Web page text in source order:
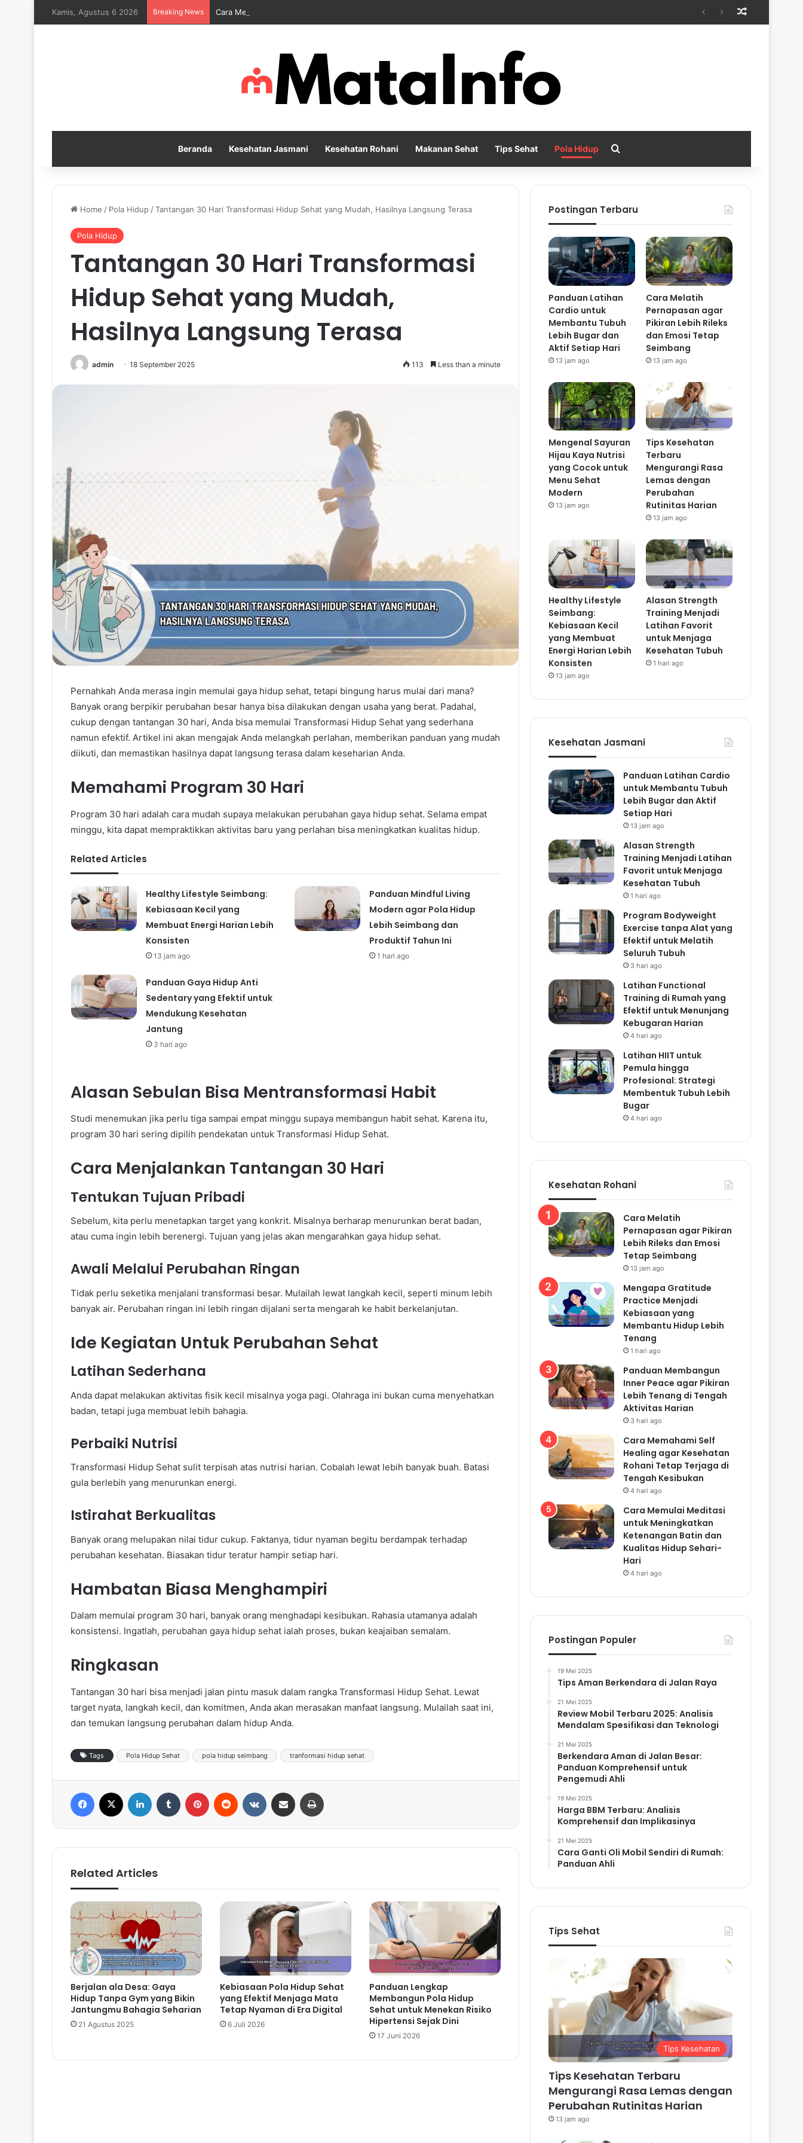
Kamis, Agustus 6 2026 Breaking News Cara Melatih Pernapasan agar Pikiran Lebih Rileks dan Emosi Tetap Seimbang
Beranda Kesehatan Jasmani Kesehatan Rohani Makanan Sehat Tips Sehat Pola Hidup
Home / Pola Hidup /Tantangan 30 Hari Transformasi Hidup Sehat yang Mudah, Hasilnya Langsung Terasa
Pola Hidup
Tantangan 30 Hari Transformasi
Hidup Sehat yang Mudah,
Hasilnya Langsung Terasa
admin 18 September 2025 113 Less than a minute
Pernahkah Anda merasa ingin memulai gaya hidup sehat, tetapi bingung harus mulai dari mana?
Banyak orang berpikir perubahan besar hanya bisa dilakukan dengan usaha yang berat. Padahal,
cukup dengan tantangan 30 hari, Anda bisa memulai Transformasi Hidup Sehat yang sederhana
namun efektif. Artikel ini akan mengajak Anda melangkah perlahan, memberikan panduan yang mudah
diikuti, dan memastikan hasilnya dapat langsung terasa dalam keseharian Anda.
Memahami Program 30 Hari
Program 30 hari adalah cara mudah supaya melakukan perubahan gaya hidup sehat. Selama empat
minggu, kita dapat mempraktikkan aktivitas baru yang perlahan bisa meningkatkan kualitas hidup.
Related Articles
Healthy Lifestyle Seimbang:
Kebiasaan Kecil yang
Membuat Energi Harian Lebih
Konsisten
13 jam ago
Panduan Mindful Living
Modern agar Pola Hidup
Lebih Seimbang dan
Produktif Tahun Ini
1 hari ago
Panduan Gaya Hidup Anti
Sedentary yang Efektif untuk
Mendukung Kesehatan
Jantung
3 hari ago
Alasan Sebulan Bisa Mentransformasi Habit
Studi menemukan jika perlu tiga sampai empat minggu supaya membangun habit sehat. Karena itu,
program 30 hari sering dipilih pendekatan untuk Transformasi Hidup Sehat.
Cara Menjalankan Tantangan 30 Hari
Tentukan Tujuan Pribadi
Sebelum, kita perlu menetapkan target yang konkrit. Misalnya berharap menurunkan berat badan,
atau cuma ingin lebih berenergi. Tujuan yang jelas akan mengarahkan gaya hidup sehat.
Awali Melalui Perubahan Ringan
Tidak perlu seketika menjalani transformasi besar. Mulailah lewat langkah kecil, seperti minum lebih
banyak air. Perubahan ringan ini lebih ringan dijalani serta mengarah ke habit berkelanjutan.
Ide Kegiatan Untuk Perubahan Sehat
Latihan Sederhana
Anda dapat melakukan aktivitas fisik kecil misalnya yoga pagi. Olahraga ini bukan cuma menyehatkan
badan, tetapi juga membuat lebih bahagia.
Perbaiki Nutrisi
Transformasi Hidup Sehat sulit terpisah atas nutrisi harian. Cobalah lewat lebih banyak buah. Batasi
gula berlebih yang menurunkan energi.
Istirahat Berkualitas
Banyak orang melupakan nilai tidur cukup. Faktanya, tidur nyaman begitu berdampak terhadap
perubahan kesehatan. Biasakan tidur teratur hampir setiap hari.
Hambatan Biasa Menghampiri
Dalam memulai program 30 hari, banyak orang menghadapi kesibukan. Rahasia utamanya adalah
konsistensi. Ingatlah, perubahan gaya hidup sehat ialah proses, bukan keajaiban semalam.
Ringkasan
Tantangan 30 hari bisa menjadi jalan pintu masuk dalam rangka Transformasi Hidup Sehat. Lewat
target nyata, langkah kecil, dan komitmen, Anda akan merasakan manfaat langsung. Mulailah saat ini,
dan temukan langsung perubahan dalam hidup Anda.
Tags Pola Hidup Sehat pola hidup seimbang tranformasi hidup sehat
Related Articles
Berjalan ala Desa: Gaya
Hidup Tanpa Gym yang Bikin
Jantungmu Bahagia Seharian
21 Agustus 2025
Kebiasaan Pola Hidup Sehat
yang Efektif Menjaga Mata
Tetap Nyaman di Era Digital
6 Juli 2026
Panduan Lengkap
Membangun Pola Hidup
Sehat untuk Menekan Risiko
Hipertensi Sejak Dini
17 Juni 2026
Postingan Terbaru
Panduan Latihan
Cardio untuk
Membantu Tubuh
Lebih Bugar dan
Aktif Setiap Hari
13 jam ago
Cara Melatih
Pernapasan agar
Pikiran Lebih Rileks
dan Emosi Tetap
Seimbang
13 jam ago
Mengenal Sayuran
Hijau Kaya Nutrisi
yang Cocok untuk
Menu Sehat
Modern
13 jam ago
Tips Kesehatan
Terbaru
Mengurangi Rasa
Lemas dengan
Perubahan
Rutinitas Harian
13 jam ago
Healthy Lifestyle
Seimbang:
Kebiasaan Kecil
yang Membuat
Energi Harian Lebih
Konsisten
13 jam ago
Alasan Strength
Training Menjadi
Latihan Favorit
untuk Menjaga
Kesehatan Tubuh
1 hari ago
Kesehatan Jasmani
Panduan Latihan Cardio
untuk Membantu Tubuh
Lebih Bugar dan Aktif
Setiap Hari
13 jam ago
Alasan Strength
Training Menjadi Latihan
Favorit untuk Menjaga
Kesehatan Tubuh
1 hari ago
Program Bodyweight
Exercise tanpa Alat yang
Efektif untuk Melatih
Seluruh Tubuh
3 hari ago
Latihan Functional
Training di Rumah yang
Efektif untuk Menunjang
Kebugaran Harian
4 hari ago
Latihan HIIT untuk
Pemula hingga
Profesional: Strategi
Membentuk Tubuh Lebih
Bugar
4 hari ago
Kesehatan Rohani
Cara Melatih
Pernapasan agar Pikiran
Lebih Rileks dan Emosi
Tetap Seimbang
13 jam ago
Mengapa Gratitude
Practice Menjadi
Kebiasaan yang
Membantu Hidup Lebih
Tenang
1 hari ago
Panduan Membangun
Inner Peace agar Pikiran
Lebih Tenang di Tengah
Aktivitas Harian
3 hari ago
Cara Memahami Self
Healing agar Kesehatan
Rohani Tetap Terjaga di
Tengah Kesibukan
4 hari ago
Cara Memulai Meditasi
untuk Meningkatkan
Ketenangan Batin dan
Kualitas Hidup Sehari-
Hari
4 hari ago
Postingan Populer
19 Mei 2025
Tips Aman Berkendara di Jalan Raya
21 Mei 2025
Review Mobil Terbaru 2025: Analisis
Mendalam Spesifikasi dan Teknologi
21 Mei 2025
Berkendara Aman di Jalan Besar:
Panduan Komprehensif untuk
Pengemudi Ahli
19 Mei 2025
Harga BBM Terbaru: Analisis
Komprehensif dan Implikasinya
21 Mei 2025
Cara Ganti Oli Mobil Sendiri di Rumah:
Panduan Ahli
Tips Sehat
Tips Kesehatan
Tips Kesehatan Terbaru
Mengurangi Rasa Lemas dengan
Perubahan Rutinitas Harian
13 jam ago